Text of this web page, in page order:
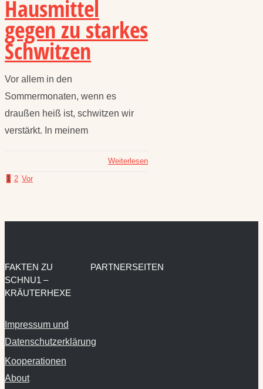
Hausmittel
gegen zu starkes
Schwitzen
Vor allem in den
Sommermonaten, wenn es
draußen heiß ist, schwitzen wir
verstärkt. In meinem
Weiterlesen
1 2 Vor
FAKTEN ZU
SCHNU1 –
KRÄUTERHEXE
Impressum und
Datenschutzerklärung
Kooperationen
About
PARTNERSEITEN